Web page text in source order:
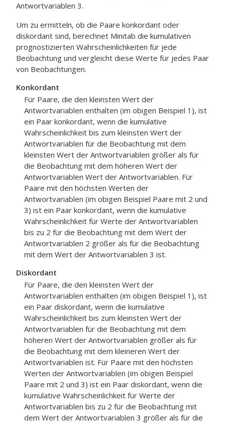
Antwortvariablen 3.
Um zu ermitteln, ob die Paare konkordant oder
diskordant sind, berechnet Minitab die kumulativen
prognostizierten Wahrscheinlichkeiten für jede
Beobachtung und vergleicht diese Werte für jedes Paar
von Beobachtungen.
Konkordant
Für Paare, die den kleinsten Wert der
Antwortvariablen enthalten (im obigen Beispiel 1), ist
ein Paar konkordant, wenn die kumulative
Wahrscheinlichkeit bis zum kleinsten Wert der
Antwortvariablen für die Beobachtung mit dem
kleinsten Wert der Antwortvariablen größer als für
die Beobachtung mit dem höheren Wert der
Antwortvariablen Wert der Antwortvariablen. Für
Paare mit den höchsten Werten der
Antwortvariablen (im obigen Beispiel Paare mit 2 und
3) ist ein Paar konkordant, wenn die kumulative
Wahrscheinlichkeit für Werte der Antwortvariablen
bis zu 2 für die Beobachtung mit dem Wert der
Antwortvariablen 2 größer als für die Beobachtung
mit dem Wert der Antwortvariablen 3 ist.
Diskordant
Für Paare, die den kleinsten Wert der
Antwortvariablen enthalten (im obigen Beispiel 1), ist
ein Paar diskordant, wenn die kumulative
Wahrscheinlichkeit bis zum kleinsten Wert der
Antwortvariablen für die Beobachtung mit dem
höheren Wert der Antwortvariablen größer als für
die Beobachtung mit dem kleineren Wert der
Antwortvariablen ist. Für Paare mit den höchsten
Werten der Antwortvariablen (im obigen Beispiel
Paare mit 2 und 3) ist ein Paar diskordant, wenn die
kumulative Wahrscheinlichkeit für Werte der
Antwortvariablen bis zu 2 für die Beobachtung mit
dem Wert der Antwortvariablen 3 größer als für die